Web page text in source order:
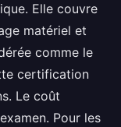
Elle couvre
matériel et
comme le
certification
Le coût
Pour les